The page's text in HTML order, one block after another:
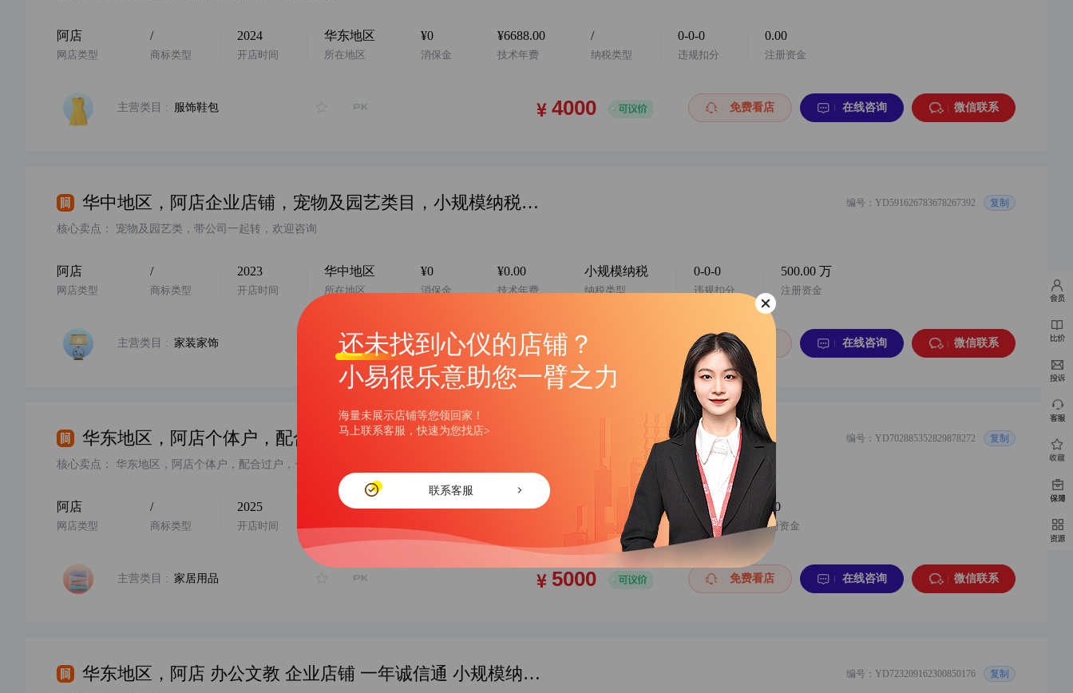
购买 华东地区 阿店 童装 个体店 1年诚信通 价格...
购买 华中地区，小红书游戏充值类目企业店，2026...
以¥35000.00
华中地区，小红书游戏充值+网络设备企业店...
阿店
网店类型
/
商标类型
2024
开店时间
华东地区
所在地区
¥0
消保金
¥6688.00
技术年费
/
纳税类型
0-0-0
违规扣分
0.00
注册资金
主营类目 : 服饰鞋包 免费看店 在线咨询 微信联系
编号：YD591626783678267392 复制
华中地区，阿店企业店铺，宠物及园艺类目，小规模纳税人，挂靠地址，无社保，欢迎咨询…
核心卖点： 宠物及园艺类，带公司一起转，欢迎咨询
阿店
网店类型
/
商标类型
2023
开店时间
华中地区
所在地区
¥0
消保金
¥0.00
技术年费
小规模纳税
纳税类型
0-0-0
违规扣分
500.00 万
注册资金
主营类目 : 家装家饰 免费看店 在线咨询 微信联系
编号：YD702885352829878272 复制
核心卖点：
阿店
网店类型
/
商标类型
2025
开店时间
华东地区
所在地区
¥0 ¥0.00
纳税类型
0-0-0
违规扣分
0.00
注册资金
主营类目 : 家居用品 免费看店 在线咨询 微信联系
编号：YD723209162300850176 复制
华东地区，阿店 办公文教 企业店铺 一年诚信通 小规模纳税人，地址真实，自有商标，诚心出售 欢迎咨询…
还未找到心仪的店铺？
小易很乐意助您一臂之力
海量未展示店铺等您领回家！
马上联系客服，快速为您找店>
联系客服